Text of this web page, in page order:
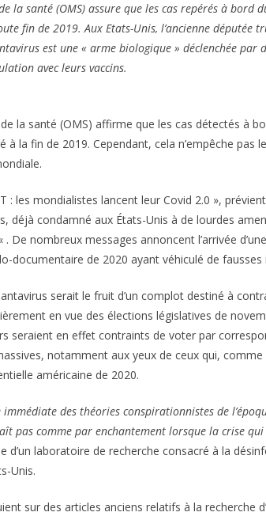
la santé (OMS) assure que les cas repérés à bord
fin de 2019. Aux Etats-Unis, l’ancienne députée
est une « arme biologique » déclenchée
avec leurs vaccins.
la santé (OMS) affirme que les cas détectés à
à la fin de 2019. Cependant, cela n’empêche pas
: les mondialistes lancent leur Covid 2.0 »,
déjà condamné aux États-Unis à de lourdes
. De nombreux messages annoncent l’arrivée
documentaire de 2020 ayant véhiculé de
serait le fruit d’un complot destiné à
en vue des élections législatives de
seraient en effet contraints de voter par
notamment aux yeux de ceux qui,
américaine de 2020.
des théories conspirationnistes de
pas comme par enchantement lorsque la crise qui
d’un laboratoire de recherche consacré à la
Unis.
sur des articles anciens relatifs à la recherche